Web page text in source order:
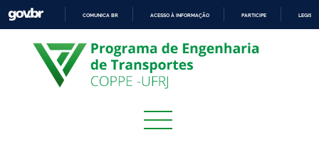
PARA
O
CONTEÚDO
COMUNICA BR ACESSO À INFORMAÇÃO PARTICIPE